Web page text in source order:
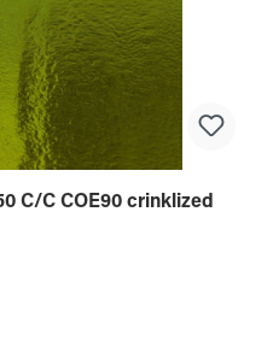
C/C COE90 crinklized